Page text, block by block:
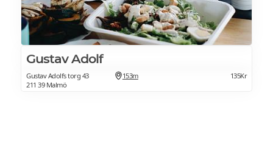
Gustav Adolf
Gustav Adolfs torg 43
211 39 Malmö
153m 135Kr